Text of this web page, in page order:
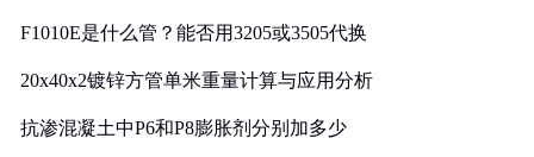
F1010E是什么管？能否用3205或3505代换
20x40x2镀锌方管单米重量计算与应用分析
抗渗混凝土中P6和P8膨胀剂分别加多少